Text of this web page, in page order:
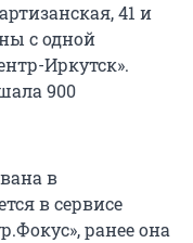
41 и
с одной
Иркутск».
900
в
в сервисе
ранее она